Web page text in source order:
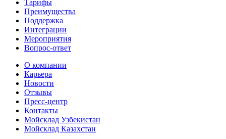
Тарифы
Преимущества
Поддержка
Интеграции
Мероприятия
Вопрос-ответ
О компании
Карьера
Новости
Отзывы
Пресс-центр
Контакты
Мойсклад Узбекистан
Мойсклад Казахстан